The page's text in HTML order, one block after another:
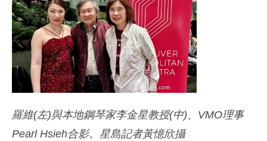
羅維(左)與本地鋼琴家李金星教授(中)、VMO理事
Pearl Hsieh合影。星島記者黃憶欣攝